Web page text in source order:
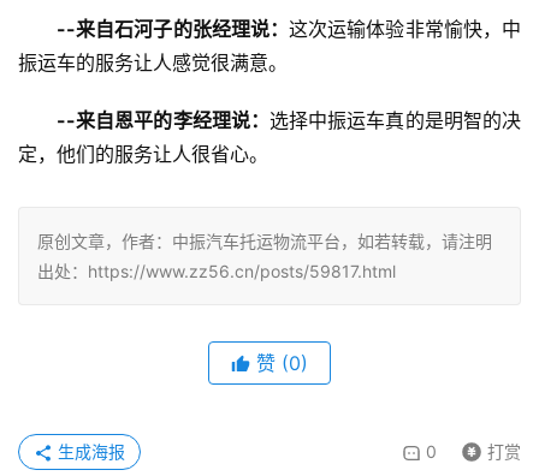
--来自石河子的张经理说：这次运输体验非常愉快，中
振运车的服务让人感觉很满意。
--来自恩平的李经理说： 选择中振运车真的是明智的决
定，他们的服务让人很省心。
原创文章，作者：中振汽车托运物流平台，如若转载，请注明
出处：https://www.zz56.cn/posts/59817.html
赞 (0)
0 打赏
生成海报